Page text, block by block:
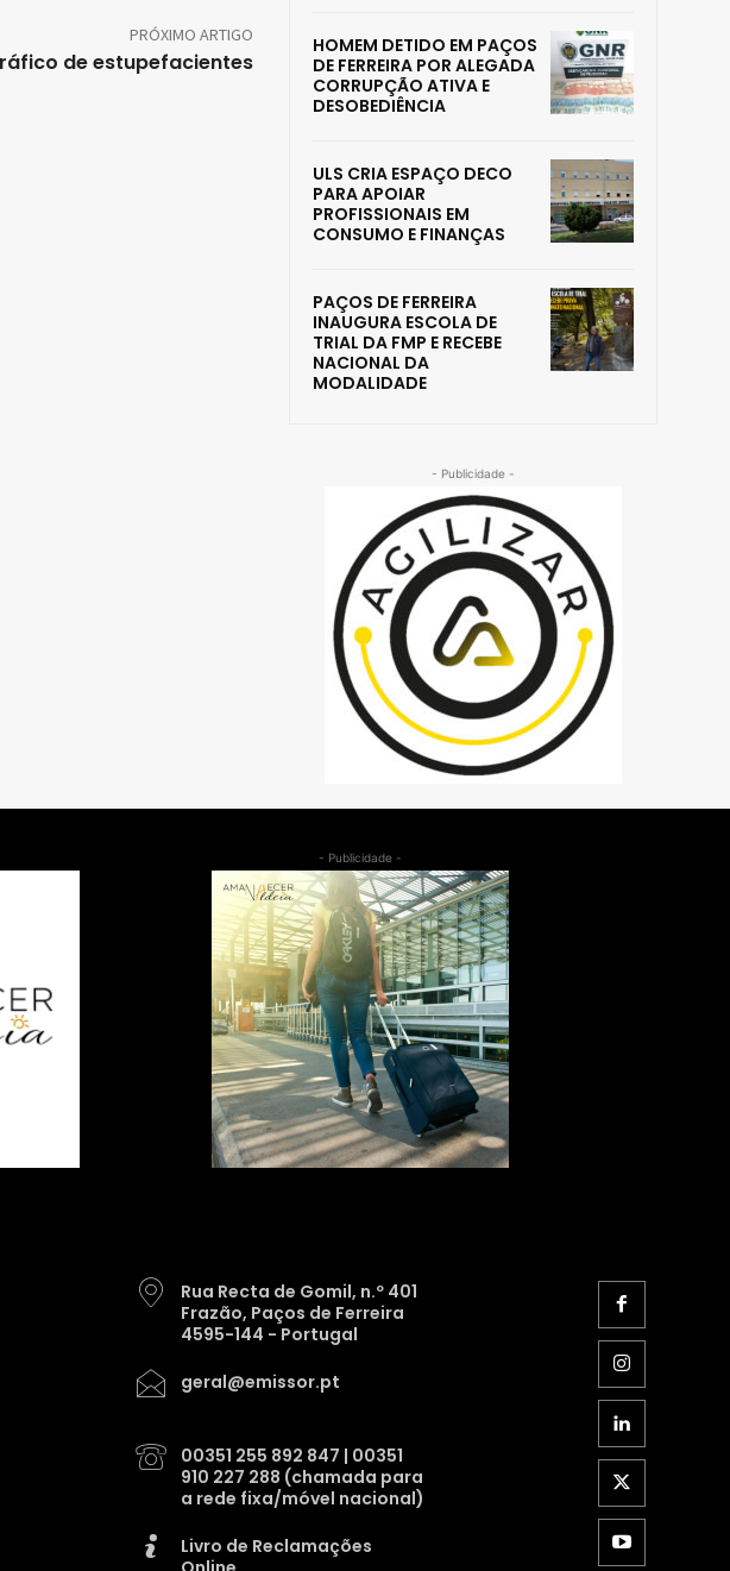
PRÓXIMO ARTIGO
de estupefacientes
HOMEM DETIDO EM PAÇOS
DE FERREIRA POR ALEGADA
CORRUPÇÃO ATIVA E
DESOBEDIÊNCIA
ULS CRIA ESPAÇO DECO
PARA APOIAR
PROFISSIONAIS EM
CONSUMO E FINANÇAS
PAÇOS DE FERREIRA
INAUGURA ESCOLA DE
TRIAL DA FMP E RECEBE
NACIONAL DA
MODALIDADE
- Publicidade -
- Publicidade -
Rua Recta de Gomil, n.º 401
Frazão, Paços de Ferreira
4595-144 - Portugal
geral@emissor.pt
00351 255 892 847 | 00351
910 227 288 (chamada para
a rede fixa/móvel nacional)
Livro de Reclamações